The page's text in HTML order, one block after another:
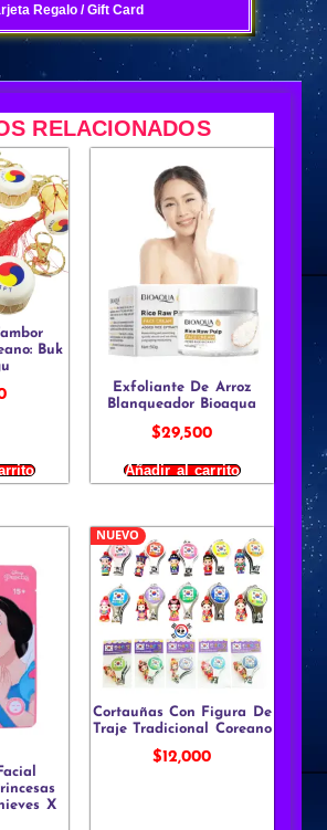
Regalo / Gift Card
RELACIONADOS
Buk
Exfoliante De Arroz
Blanqueador Bioaqua
$29,500
Añadir al carrito
X
NUEVO
Cortauñas Con Figura De
Traje Tradicional Coreano
$12,000